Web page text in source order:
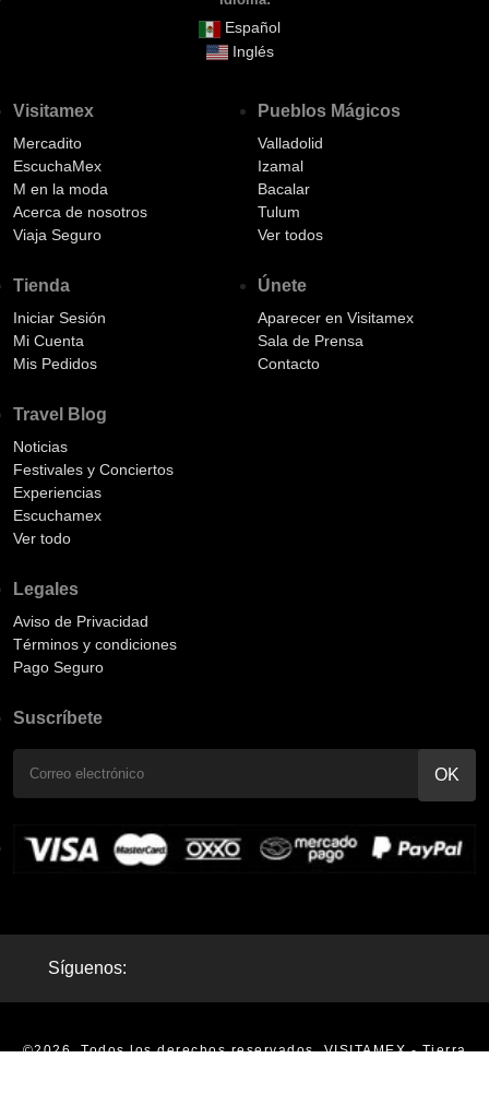
Español
Inglés
Visitamex
Mercadito
EscuchaMex
M en la moda
Acerca de nosotros
Viaja Seguro
Tienda
Iniciar Sesión
Mi Cuenta
Mis Pedidos
Pueblos Mágicos
Valladolid
Izamal
Bacalar
Tulum
Ver todos
Únete
Aparecer en Visitamex
Sala de Prensa
Contacto
Travel Blog
Noticias
Festivales y Conciertos
Experiencias
Escuchamex
Ver todo
Legales
Aviso de Privacidad
Términos y condiciones
Pago Seguro
Suscríbete
Síguenos:
©2026. Todos los derechos reservados. VISITAMEX - Tierra